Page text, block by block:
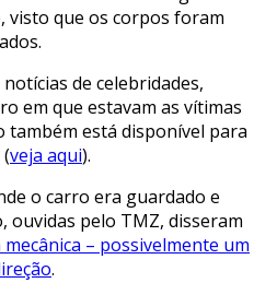
visto que os corpos foram
de celebridades,
em que estavam as vítimas
também está disponível para
veja aqui).
o carro era guardado e
ouvidas pelo TMZ, disseram
– possivelmente um
.